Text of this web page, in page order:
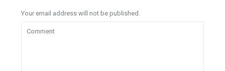
Your email address will not be published.